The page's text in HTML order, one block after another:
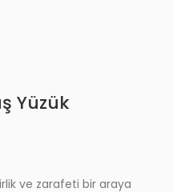
Yüzük
ve zarafeti bir araya